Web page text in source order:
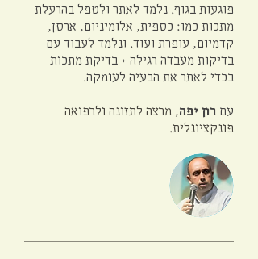
פוגעות בגוף. נלמד לאתר ולטפל בהרעלת
מתכות כמו: כספית, אלומיניום, ארסן,
קדמיום, עופרת ועוד. ונלמד לעבוד עם
בדיקות מעבדה רגילה + בדיקת מתכות
בכדי לאתר את הבעיה לעומקה.
עם רון יפה, מרצה לתזונה ולרפואה
פונקציונלית.